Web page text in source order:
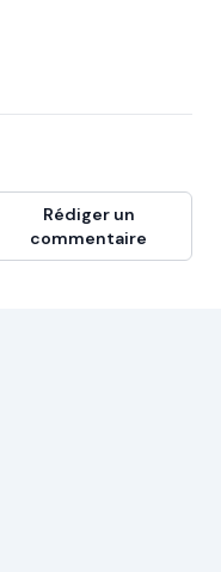
Rédiger un
commentaire